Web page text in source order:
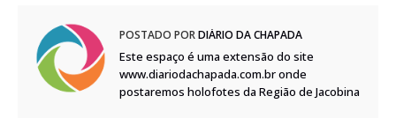
POSTADO PORDIÁRIO DA CHAPADA
Este espaço é uma extensão do site
www.diariodachapada.com.br onde
postaremos holofotes da Região de Jacobina